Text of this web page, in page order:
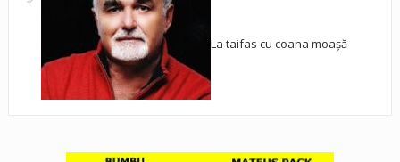
La taifas cu coana moașă